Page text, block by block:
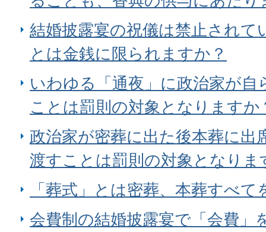
結婚披露宴の祝儀は禁止されて
とは金銭に限られますか？
いわゆる「通夜」に政治家が自
ことは罰則の対象となりますか
政治家が密葬に出た後本葬に出
渡すことは罰則の対象となりま
「葬式」とは密葬、本葬すべ
会費制の結婚披露宴で「会費」